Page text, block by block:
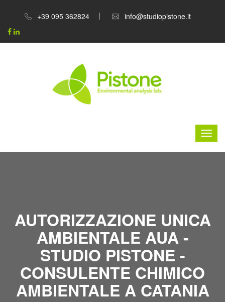
+39 095 362824 info@studiopistone.it
AUTORIZZAZIONE UNICA
AMBIENTALE AUA -
STUDIO PISTONE -
CONSULENTE CHIMICO
AMBIENTALE A CATANIA